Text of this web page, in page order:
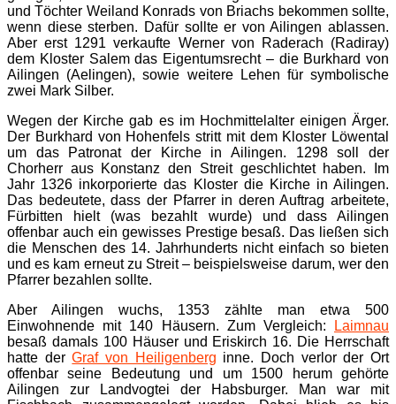
und Töchter Weiland Konrads von Briachs bekommen sollte,
wenn diese sterben. Dafür sollte er von Ailingen ablassen.
Aber erst 1291 verkaufte Werner von Raderach (Radiray)
dem Kloster Salem das Eigentumsrecht – die Burkhard von
Ailingen (Aelingen), sowie weitere Lehen für symbolische
zwei Mark Silber.
Wegen der Kirche gab es im Hochmittelalter einigen Ärger.
Der Burkhard von Hohenfels stritt mit dem Kloster Löwental
um das Patronat der Kirche in Ailingen. 1298 soll der
Chorherr aus Konstanz den Streit geschlichtet haben. Im
Jahr 1326 inkorporierte das Kloster die Kirche in Ailingen.
Das bedeutete, dass der Pfarrer in deren Auftrag arbeitete,
Fürbitten hielt (was bezahlt wurde) und dass Ailingen
offenbar auch ein gewisses Prestige besaß. Das ließen sich
die Menschen des 14. Jahrhunderts nicht einfach so bieten
und es kam erneut zu Streit – beispielsweise darum, wer den
Pfarrer bezahlen sollte.
Aber Ailingen wuchs, 1353 zählte man etwa 500
Einwohnende mit 140 Häusern. Zum Vergleich:
Laimnau
besaß damals 100 Häuser und Eriskirch 16. Die Herrschaft
hatte derGraf von Heiligenberg inne. Doch verlor der Ort
offenbar seine Bedeutung und um 1500 herum gehörte
Ailingen zur Landvogtei der Habsburger. Man war mit